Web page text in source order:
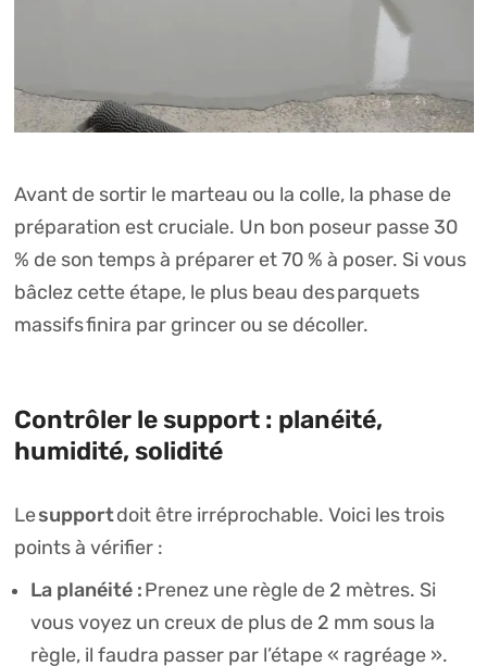
Avant de sortir le marteau ou la colle, la phase de
préparation est cruciale. Un bon poseur passe 30
% de son temps à préparer et 70 % à poser. Si vous
bâclez cette étape, le plus beau desparquets
massifsfinira par grincer ou se décoller.
Contrôler le support : planéité,
humidité, solidité
Lesupportdoit être irréprochable. Voici les trois
points à vérifier :
La planéité :Prenez une règle de 2 mètres. Si
vous voyez un creux de plus de 2 mm sous la
règle, il faudra passer par l’étape « ragréage ».